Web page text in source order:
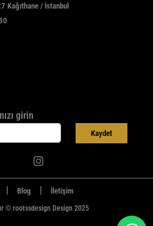
Kağıthane / İstanbul
girin
Kaydet
Blog İletişim
© rootssdesign Design 2025